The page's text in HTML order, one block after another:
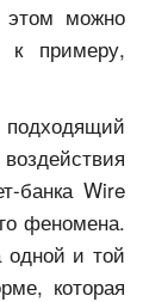
этом можно
к примеру,
банка Wire
феномена.
одной и той
которая